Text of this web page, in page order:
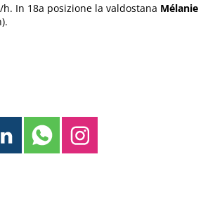
In 18a posizione la valdostana Mélanie